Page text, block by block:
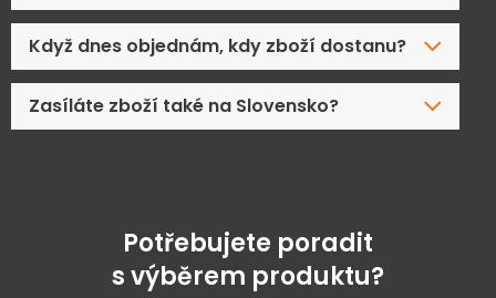
Když dnes objednám, kdy zboží dostanu?
Zasíláte zboží také na Slovensko?
Potřebujete poradit
s výběrem produktu?